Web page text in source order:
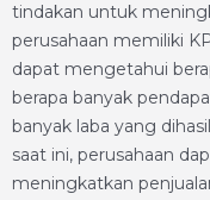
tindakan untuk
perusahaan memiliki
dapat mengetahui
berapa banyak
banyak laba yang
saat ini, perusahaan
meningkatkan